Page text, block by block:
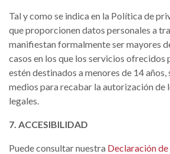
Tal y como se indica en la Política de
que proporcionen datos personales a
manifiestan formalmente ser mayores
casos en los que los servicios ofrecidos
estén destinados a menores de 14
medios para recabar la autorización de
legales.
7. ACCESIBILIDAD
Puede consultar nuestra Declaración